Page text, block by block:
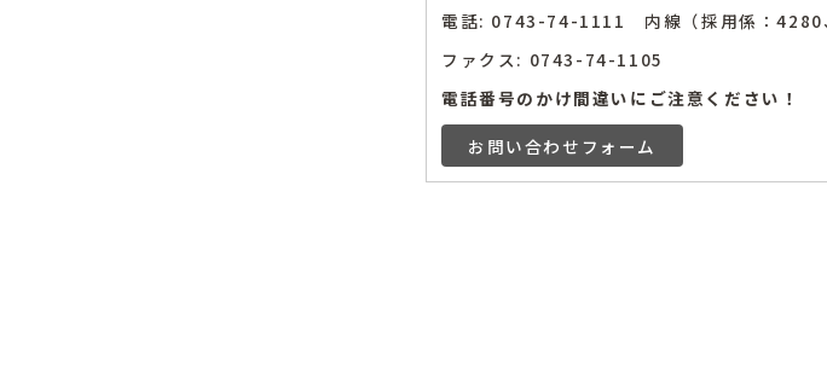
電話: 0743-74-1111 内線（採用係：4280
ファクス: 0743-74-1105
電話番号のかけ間違いにご注意ください！
お問い合わせフォーム